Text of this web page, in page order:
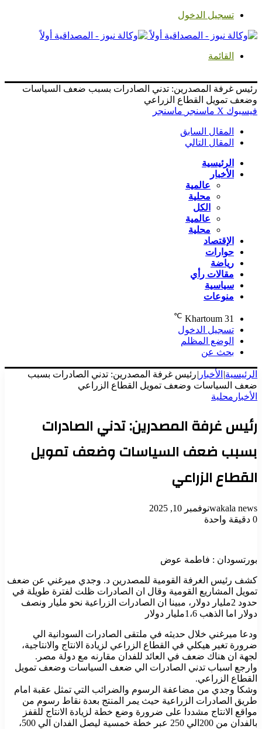
تسجيل الدخول
القائمة
رئيس غرفة المصدرين: تدني الصادرات بسبب ضعف السياسات
وضعف تمويل القطاع الزراعي
فيسبوك ‫X ماسنجر ماسنجر
المقال السابق
المقال التالي
الرئيسية
الأخبار
عالمية
محلية
الكل
عالمية
محلية
الإقتصاد
حوارات
رياضة
مقالات رأي
سياسية
منوعات
Khartoum 31
℃
تسجيل الدخول
الوضع المظلم
بحث عن
الرئيسية| الأخبار |رئيس غرفة المصدرين: تدني الصادرات بسبب
ضعف السياسات وضعف تمويل القطاع الزراعي
الأخبار محلية
رئيس غرفة المصدرين: تدني الصادرات
بسبب ضعف السياسات وضعف تمويل
القطاع الزراعي
wakala newsنوفمبر 10, 2025
0 دقيقة واحدة
بورتسودان : فاطمة عوض
كشف رئيس الغرفة القومية للمصدرين د. وجدي ميرغني عن ضعف
تمويل المشاريع القومية وقال ان الصادرات ظلت لفترة طويلة في
حدود 2مليار دولار، مبينا ان الصادرات الزراعية نحو مليار ونصف
دولار اما الذهب 1،6مليار دولار
ودعا ميرغني خلال حديثه في ملتقى الصادرات السودانية الي
ضرورة تغير هيكلي في القطاع الزراعي لزيادة الانتاج والانتاجية،
لجهة ان هناك ضعف في العائد للفدان مقارنه مع دولة مصر.
وارجع اسباب تدني الصادرات الي ضعف السياسات وضعف تمويل
القطاع الزراعي.
وشكا وجدي من مضاعفة الرسوم والضرائب التي تمثل عقبة امام
طريق الصادرات الزراعية حيث يمر المنتج بعدة نقاط رسوم من
مواقع الانتاج مشددا على ضرورة وضع خطة لزيادة الانتاج للقفز
بالفدان من 200الي 250 عبر خطة خمسية ليصل الفدان الي 500،